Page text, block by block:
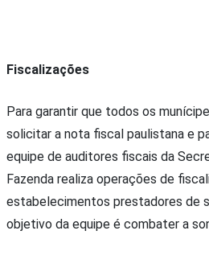
Fiscalizações
Para garantir que todos os
solicitar a nota fiscal paulistana e
equipe de auditores fiscais da
Fazenda realiza operações de
estabelecimentos prestadores de
objetivo da equipe é combater a